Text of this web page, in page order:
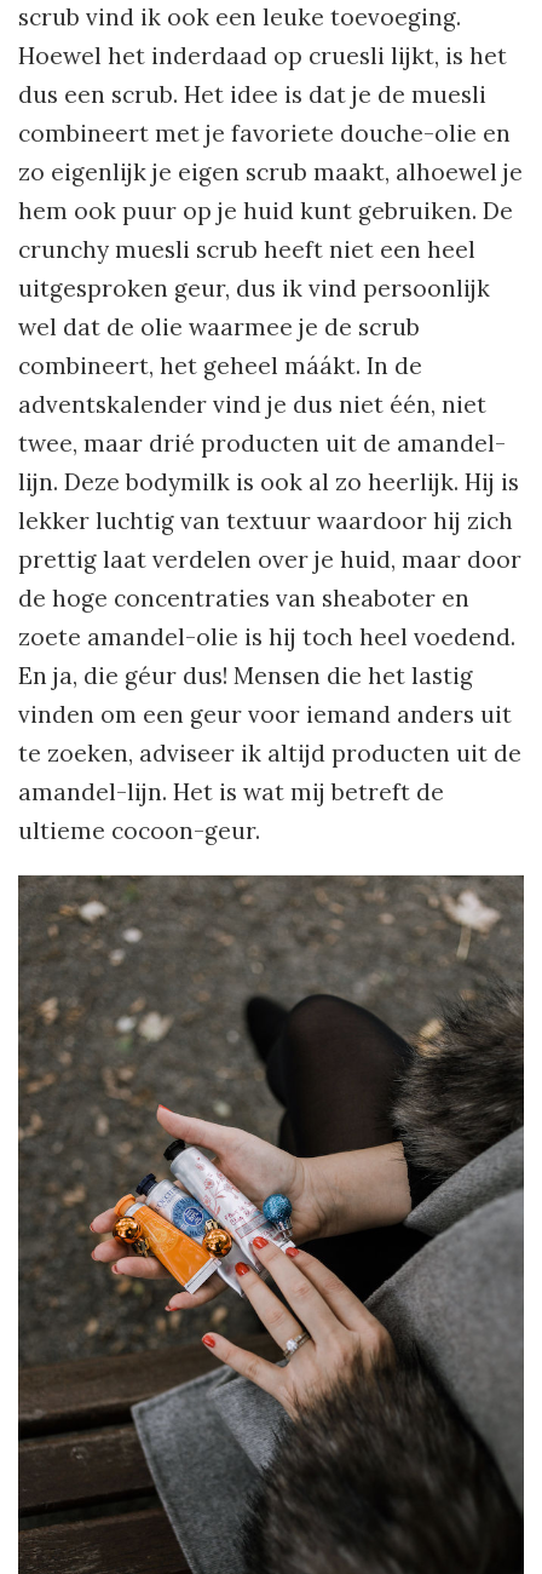
scrub vind ik ook een leuke toevoeging.
Hoewel het inderdaad op cruesli lijkt, is het
dus een scrub. Het idee is dat je de muesli
combineert met je favoriete douche-olie en
zo eigenlijk je eigen scrub maakt, alhoewel je
hem ook puur op je huid kunt gebruiken. De
crunchy muesli scrub heeft niet een heel
uitgesproken geur, dus ik vind persoonlijk
wel dat de olie waarmee je de scrub
combineert, het geheel máákt. In de
adventskalender vind je dus niet één, niet
twee, maar drié producten uit de amandel-
lijn. Deze bodymilk is ook al zo heerlijk. Hij is
lekker luchtig van textuur waardoor hij zich
prettig laat verdelen over je huid, maar door
de hoge concentraties van sheaboter en
zoete amandel-olie is hij toch heel voedend.
En ja, die géur dus! Mensen die het lastig
vinden om een geur voor iemand anders uit
te zoeken, adviseer ik altijd producten uit de
amandel-lijn. Het is wat mij betreft de
ultieme cocoon-geur.